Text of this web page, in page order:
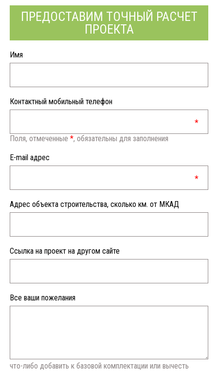
ПРЕДОСТАВИМ ТОЧНЫЙ РАСЧЕТ
ПРОЕКТА
Имя
Контактный мобильный телефон
Поля, отмеченные *, обязательны для заполнения
E-mail адрес
Адрес объекта строительства, сколько км. от МКАД
Ссылка на проект на другом сайте
Все ваши пожелания
что-либо добавить к базовой комплектации или вычесть